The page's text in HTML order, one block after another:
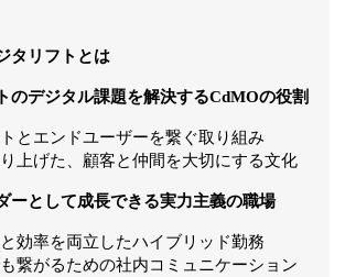
タリフトとは
のデジタル課題を解決するCdMOの役割
とエンドユーザーを繋ぐ取り組み
上げた、顧客と仲間を大切にする文化
ーとして成長できる実力主義の職場
効率を両立したハイブリッド勤務
繋がるための社内コミュニケーション